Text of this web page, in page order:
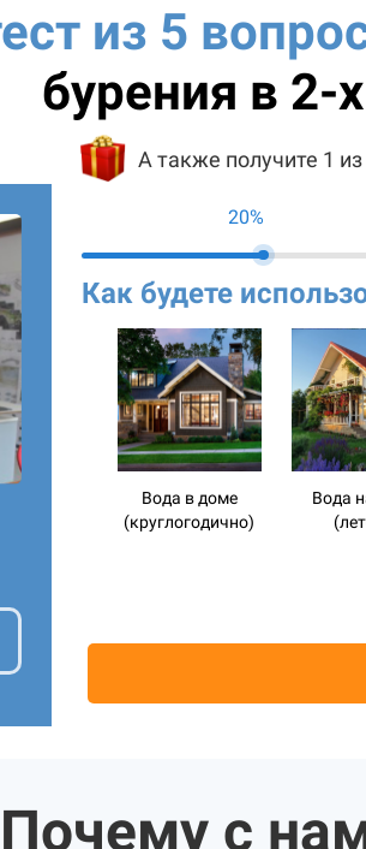
из 5
бурения в 2-
А также получите 1
20%
Как будете
Вода в доме
(круглогодично)
Вода
Почему с